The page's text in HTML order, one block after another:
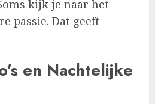
kijk je naar het
passie. Dat geeft
en Nachtelijke